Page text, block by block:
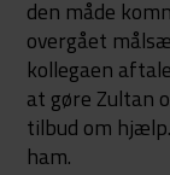
den måde
overgået
kollegaen
at gøre Zultan
tilbud om
ham.